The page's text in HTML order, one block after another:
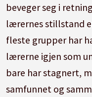
beveger seg i
lærernes stillstand
fleste grupper har
lærerne igjen som
bare har stagnert,
samfunnet og